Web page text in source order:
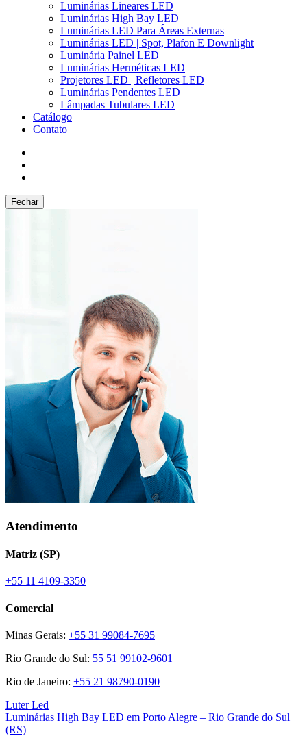
Luminárias Lineares LED
Luminárias High Bay LED
Luminárias LED Para Áreas Externas
Luminárias LED | Spot, Plafon E Downlight
Luminária Painel LED
Luminárias Herméticas LED
Projetores LED | Refletores LED
Luminárias Pendentes LED
Lâmpadas Tubulares LED
Catálogo
Contato
Fechar
Atendimento
Matriz (SP)
+55 11 4109-3350
Comercial
Minas Gerais: +55 31 99084-7695
Rio Grande do Sul: 55 51 99102-9601
Rio de Janeiro: +55 21 98790-0190
Luter Led
Luminárias High Bay LED em Porto Alegre – Rio Grande do Sul
(RS)